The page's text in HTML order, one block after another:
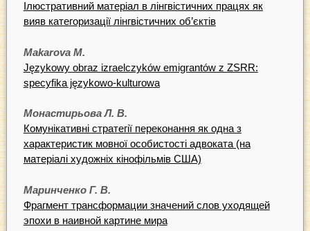
Ілюстративний матеріал в лінгвістичних працях як
вияв категоризації лінгвістичних об’єктів
Makarova M.
Językowy obraz izraelczyków emigrantów z ZSRR:
specyfika językowo-kulturowa
Монастирьова Л. В.
Комунікативні стратегії переконання як одна з
характеристик мовної особистості адвоката (на
матеріалі художніх кінофільмів США)
Маринченко Г. В.
Фрагмент трансформации значений слов уходящей
эпохи в наивной картине мира